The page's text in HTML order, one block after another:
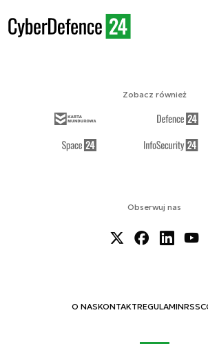
Obserwuj nas
O NASKONTAKTREGULAMINRSS
Zobacz również